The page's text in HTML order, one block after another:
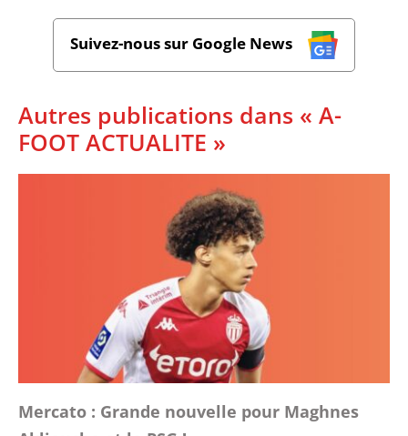
Suivez-nous sur Google News
Autres publications dans « A-
FOOT ACTUALITE »
Mercato : Grande nouvelle pour Maghnes